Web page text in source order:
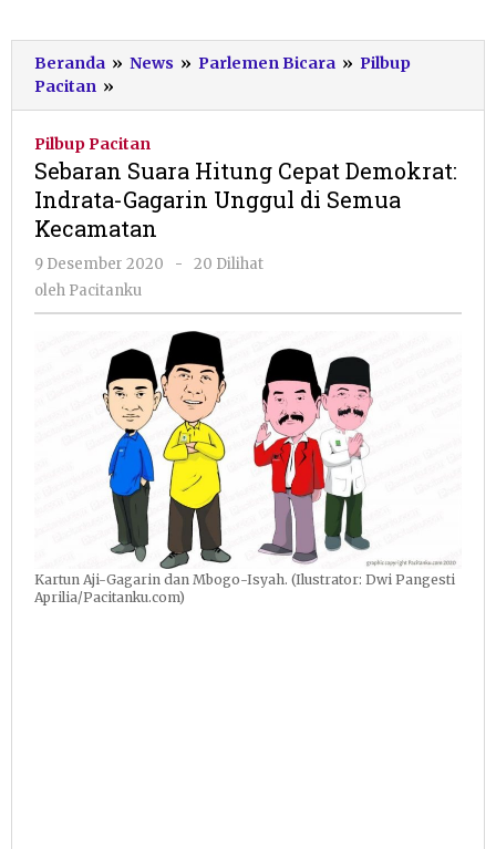
Beranda » News » Parlemen Bicara » Pilbup
Pacitan »
Suara
Cepat
Demokrat:
Indrata-
Gagarin
di
Semua
Kecamatan
Pilbup Pacitan
Sebaran Suara Hitung Cepat Demokrat:
Indrata-Gagarin Unggul di Semua
Kecamatan
9 Desember 2020
oleh
-
20 Dilihat
oleh Pacitanku
Kartun Aji-Gagarin dan Mbogo-Isyah. (Ilustrator: Dwi Pangesti
Aprilia/Pacitanku.com)